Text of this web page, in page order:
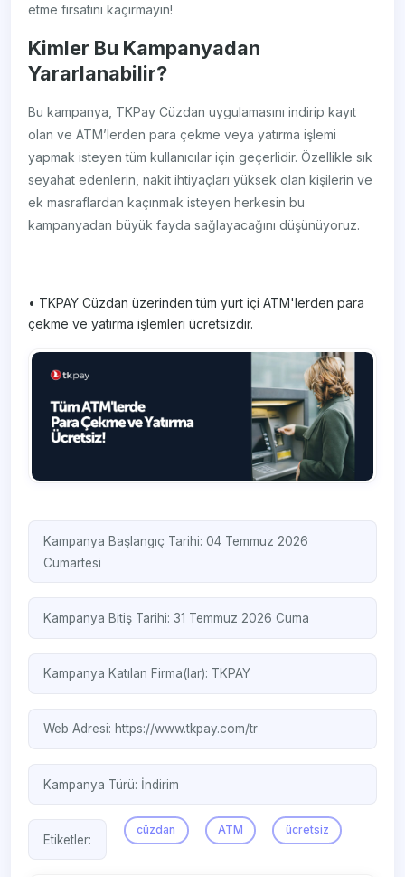
etme fırsatını kaçırmayın!
Kimler Bu Kampanyadan
Yararlanabilir?
Bu kampanya, TKPay Cüzdan uygulamasını indirip kayıt
olan ve ATM’lerden para çekme veya yatırma işlemi
yapmak isteyen tüm kullanıcılar için geçerlidir. Özellikle sık
seyahat edenlerin, nakit ihtiyaçları yüksek olan kişilerin ve
ek masraflardan kaçınmak isteyen herkesin bu
kampanyadan büyük fayda sağlayacağını düşünüyoruz.
• TKPAY Cüzdan üzerinden tüm yurt içi ATM'lerden para
çekme ve yatırma işlemleri ücretsizdir.
Kampanya Başlangıç Tarihi: 04 Temmuz 2026
Cumartesi
Kampanya Bitiş Tarihi: 31 Temmuz 2026 Cuma
Kampanya Katılan Firma(lar): TKPAY
Web Adresi: https://www.tkpay.com/tr
Kampanya Türü: İndirim
Etiketler:
cüzdan ATM ücretsiz